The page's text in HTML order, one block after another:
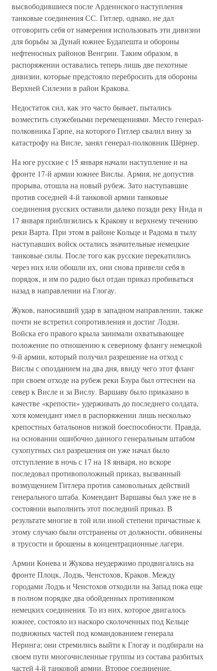
высвободившиеся после Арденнского наступления
танковые соединения СС. Гитлер, однако, не дал
отговорить себя от намерения использовать эти дивизии
для борьбы за Дунай южнее Будапешта и обороны
нефтеносных районов Венгрии. Таким образом, в
распоряжении оставались теперь лишь две пехотные
дивизии, которые предстояло перебросить для обороны
Верхней Силеэии в район Кракова.
Недостаток сил, как это часто бывает, пытались
возместить служебными перемещениями. Место генерал-
полковника Гарпе, на которого Гитлер свалил вину за
катастрофу на Висле, занял генерал-полковник Шёрнер.
На юге русские с 15 января начали наступление и на
фронте 17-й армии южнее Вислы. Армия, не допустив
прорыва, отошла на новый рубеж. Зато наступавшие
против соседней 4-й танковой армии танковые
соединения русских оставили далеко позади реку Нида и
17 января приблизились к Кракову и верхнему течению
реки Варта. При этом в районе Кольце и Радома в тылу
наступавших войск остались значительные немецкие
танковые силы. После того как русские перекатились
через них или обошли их, они снова привели себя в
порядок, и им по радио был отдан приказ пробиваться
назад в направлении на Глогау.
Жуков, наносивший удар в западном направлении, также
почти не встретил сопротивления и достиг Лодзи.
Войска его правого крыла занимали охватывающее
положение по отношению к северному флангу немецкой
9-й армии, который получил разрешение на отход с
Вислы с опозданием на два дня, ввиду чего этот фланг
при своем отходе на рубеж реки Бзура был оттеснен на
север к Висле и за Вислу. Варшаву было приказано в
качестве «крепости» удерживать до последнего солдата,
хотя комендант имел в распоряжении лишь несколько
крепостных батальонов низкой боеспособности. Правда,
на основании ошибочно данного генеральным штабом
сухопутных сил разрешения он уже начал было
отступление в ночь с 17 на 18 января, но вскоре
последовал противоположный приказ, вызванный
возмущением Гитлера против самовольных действий
генерального штаба. Комендант Варшавы был уже не в
состоянии выполнить этот последний приказ. В
результате многие в той или иной степени причастные к
этому случаю были отстранены от должности, обвинены
в трусости и брошены в концентрационные лагери.
Армии Конева и Жукова неудержимо продвигались на
фронте Плоцк, Лодзь, Ченстохов, Краков. Между
городами Лодзь и Ченстохов отходили на Запад пока еще
в полном порядке два обойденных противником
немецких соединения. То из них, которое двигалось
южнее, состояло из наскоро сколоченных под Кельце
подвижных частей под командованием генерала
Неринга; они стремились выйти к Глогау и подбирали на
своем пути многочисленные группы из состава разбитых
частей 4-й танковой армии. Второе соединение,